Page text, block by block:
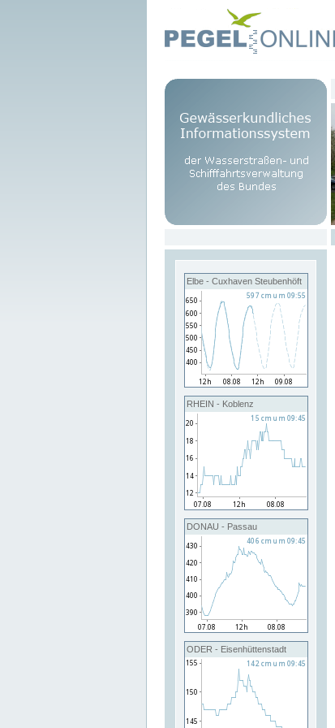
Elbe - Cuxhaven Steubenhöft
RHEIN - Koblenz
DONAU - Passau
ODER - Eisenhüttenstadt